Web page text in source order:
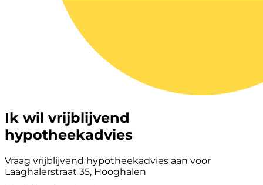
Ik wil vrijblijvend
hypotheekadvies
Vraag vrijblijvend hypotheekadvies aan voor
Laaghalerstraat 35, Hooghalen